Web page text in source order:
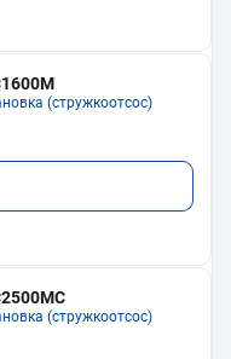
(стружкоотсос)
(стружкоотсос)